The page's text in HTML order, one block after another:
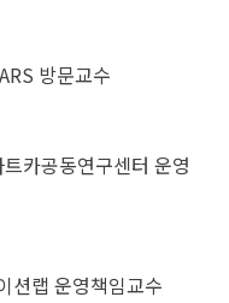
방문교수
카공동연구센터 운영
션랩 운영책임교수